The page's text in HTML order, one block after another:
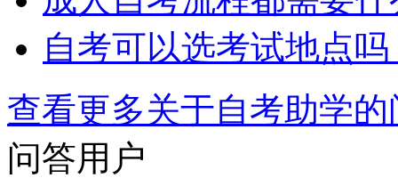
自考可以选考试地点吗
查看更多关于自考助学
问答用户